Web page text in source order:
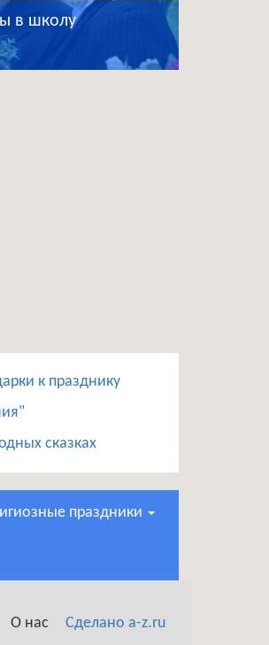
в школу
к празднику
сказках
праздники
О нас Сделано a-z.ru